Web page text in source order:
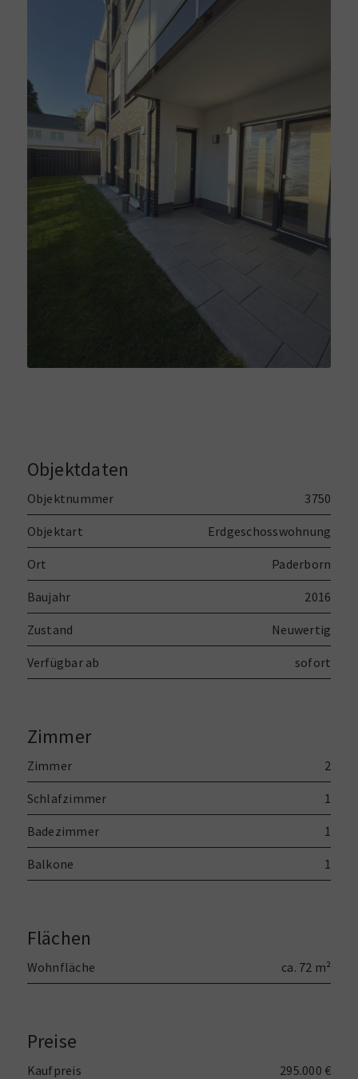
Objektdaten
Objektnummer 3750
Objektart Erdgeschosswohnung
Ort Paderborn
Baujahr 2016
Zustand Neuwertig
Verfügbar ab sofort
Zimmer
Zimmer 2
Schlafzimmer 1
Badezimmer 1
Balkone 1
Flächen
Wohnfläche ca. 72 m²
Preise
Kaufpreis 295.000 €